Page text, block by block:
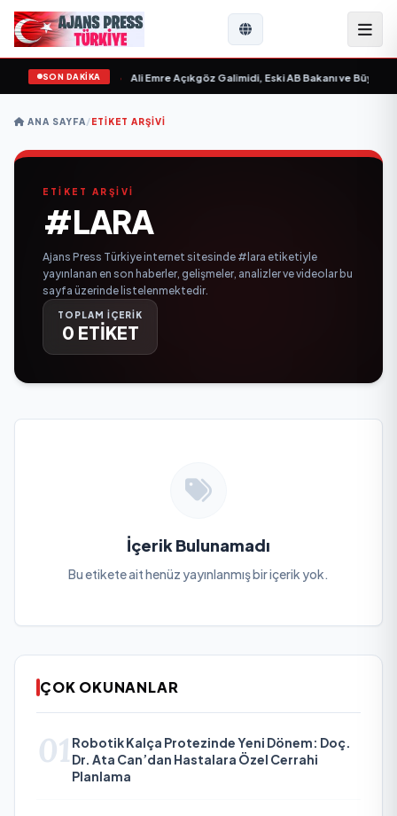
SON DAKİKA
“ yayımlandı Ali Emre Açıkgöz Galimidi, Eski AB Bakanı ve
ANA SAYFA/ETIKET ARŞIVI
ETİKET ARŞİVİ
#LARA
Ajans Press Türkiye internet sitesinde #lara etiketiyle
yayınlanan en son haberler, gelişmeler, analizler ve videolar bu
sayfa üzerinde listelenmektedir.
TOPLAM İÇERİK
0 ETİKET
İçerik Bulunamadı
Bu etikete ait henüz yayınlanmış bir içerik yok.
ÇOK OKUNANLAR
01 Robotik Kalça Protezinde Yeni Dönem: Doç.
Dr. Ata Can’dan Hastalara Özel Cerrahi
Planlama